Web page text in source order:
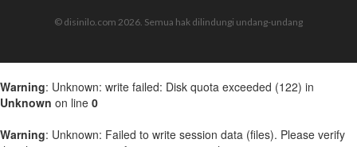
© disinilo.com 2026. Semua hak dilindungi undang-undang
Warning: Unknown: write failed: Disk quota exceeded (122) in
Unknown on line 0
Warning: Unknown: Failed to write session data (files). Please verify